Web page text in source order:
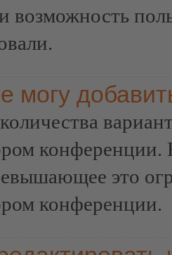
могу
конференции.
это
конференции.